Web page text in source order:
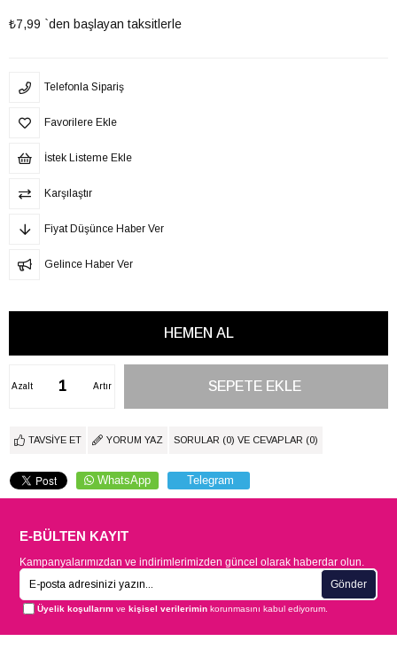
₺7,99 `den başlayan taksitlerle
Telefonla Sipariş
Favorilere Ekle
İstek Listeme Ekle
Karşılaştır
Fiyat Düşünce Haber Ver
Gelince Haber Ver
Artır
Azalt
TAVSIYE ET YORUM YAZ SORULAR (0) VE CEVAPLAR (0)
WhatsApp Telegram
E-BÜLTEN KAYIT
Kampanyalarımızdan ve indirimlerimizden güncel olarak haberdar olun.
Gönder
Üyelik koşullarını vekişisel verilerimin korunmasını kabul ediyorum.